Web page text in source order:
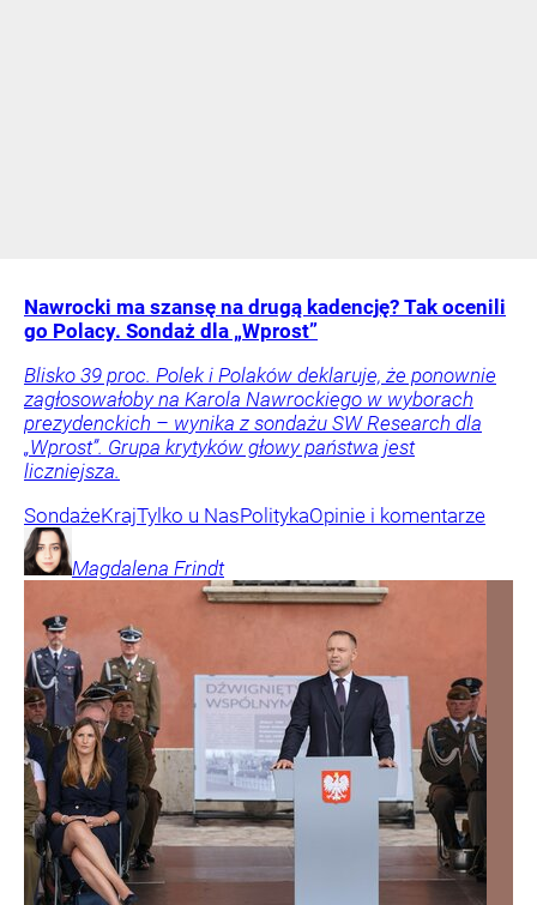
Nawrocki ma szansę na drugą kadencję? Tak ocenili
go Polacy. Sondaż dla „Wprost”
Blisko 39 proc. Polek i Polaków deklaruje, że ponownie
zagłosowałoby na Karola Nawrockiego w wyborach
prezydenckich – wynika z sondażu SW Research dla
„Wprost”. Grupa krytyków głowy państwa jest
liczniejsza.
SondażeKrajTylko u NasPolitykaOpinie i komentarze
Magdalena Frindt